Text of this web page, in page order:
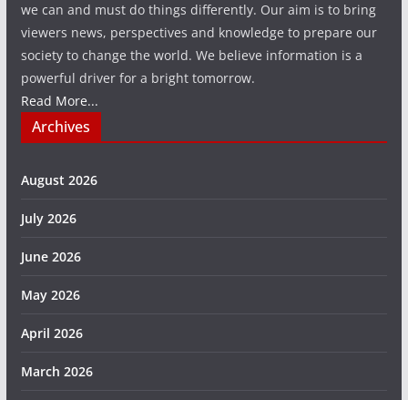
we can and must do things differently. Our aim is to bring
viewers news, perspectives and knowledge to prepare our
society to change the world. We believe information is a
powerful driver for a bright tomorrow.
Read More...
Archives
August 2026
July 2026
June 2026
May 2026
April 2026
March 2026